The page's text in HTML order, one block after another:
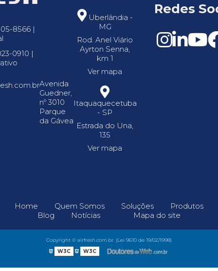
8566 |
0910 |
Avenida
Guedner,
nº 3010
Parque
da Gávea
Uberlândia -
MG
Rod. Anel Viário
Ayrton Senna,
km 1
Ver mapa
Itaquaquecetuba
- SP
Estrada do Una,
135
Ver mapa
Redes
Home Quem Somos Soluções
Produtos
Blog
Notícias Mapa do site
Copyright © airfresh.com.br. (Lei 9610 de 19/02/1998)
W3C
W3C